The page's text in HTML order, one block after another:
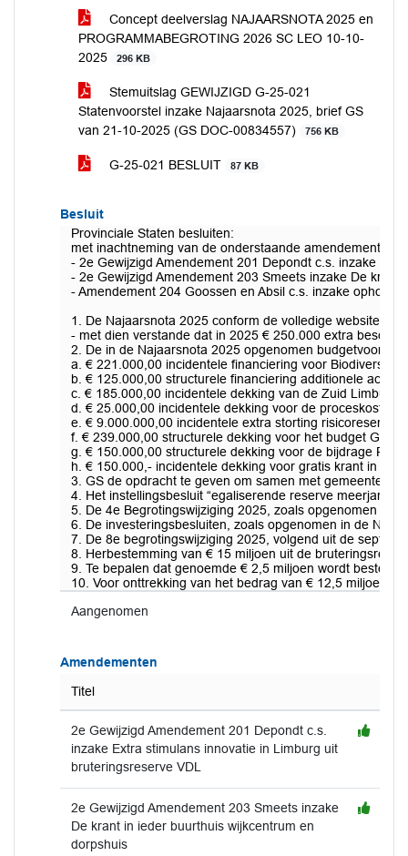
Concept deelverslag NAJAARSNOTA 2025 en
PROGRAMMABEGROTING 2026 SC LEO 10-10-
2025
296 KB
Stemuitslag GEWIJZIGD G-25-021
Statenvoorstel inzake Najaarsnota 2025, brief GS
van 21-10-2025 (GS DOC-00834557)
756 KB
G-25-021 BESLUIT 87 KB
Besluit
Provinciale Staten besluiten:
met inachtneming van de onderstaande amendementen:
- 2e Gewijzigd Amendement 201 Depondt c.s. inzake
- 2e Gewijzigd Amendement 203 Smeets inzake De
- Amendement 204 Goossen en Absil c.s. inzake
1. De Najaarsnota 2025 conform de volledige website
- met dien verstande dat in 2025 € 250.000 extra
2. De in de Najaarsnota 2025 opgenomen
a. € 221.000,00 incidentele financiering voor
b. € 125.000,00 structurele financiering additionele
c. € 185.000,00 incidentele dekking van de Zuid
d. € 25.000,00 incidentele dekking voor de proceskosten
e. € 9.000.000,00 incidentele extra storting risicoreserve
f. € 239.000,00 structurele dekking voor het budget
g. € 150.000,00 structurele dekking voor de bijdrage
h. € 150.000,- incidentele dekking voor gratis krant in
3. GS de opdracht te geven om samen met gemeenten,
4. Het instellingsbesluit “egaliserende reserve meerjarige
5. De 4e Begrotingswijziging 2025, zoals opgenomen in
6. De investeringsbesluiten, zoals opgenomen in de
7. De 8e begrotingswijziging 2025, volgend uit de
8. Herbestemming van € 15 miljoen uit de
9. Te bepalen dat genoemde € 2,5 miljoen wordt
10. Voor onttrekking van het bedrag van € 12,5 miljoen
Aangenomen
Amendementen
Titel
2e Gewijzigd Amendement 201 Depondt c.s.
inzake Extra stimulans innovatie in Limburg uit
bruteringsreserve VDL
2e Gewijzigd Amendement 203 Smeets inzake
De krant in ieder buurthuis wijkcentrum en
dorpshuis